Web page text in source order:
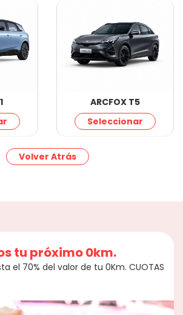
ARCFOX T5
Seleccionar
Volver Atrás
tu próximo 0km.
el 70% del valor de tu 0Km. CUOTAS